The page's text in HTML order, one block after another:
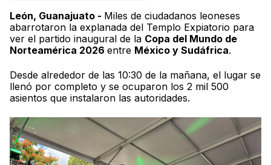
León, Guanajuato - Miles de ciudadanos leoneses
abarrotaron la explanada del Templo Expiatorio para
ver el partido inaugural de la Copa del Mundo de
Norteamérica 2026 entre México y Sudáfrica.
Desde alrededor de las 10:30 de la mañana, el lugar se
llenó por completo y se ocuparon los 2 mil 500
asientos que instalaron las autoridades.